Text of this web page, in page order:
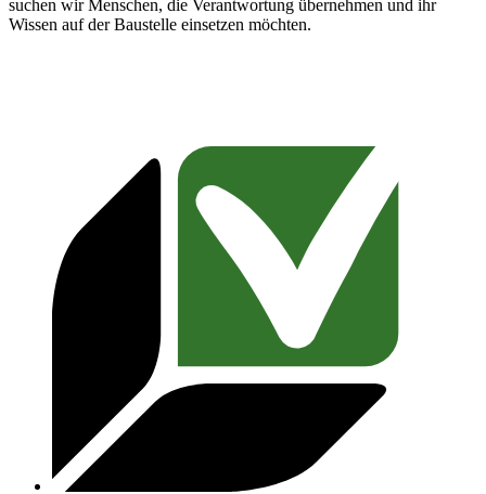
suchen wir Menschen, die Verantwortung übernehmen und ihr
Wissen auf der Baustelle einsetzen möchten.